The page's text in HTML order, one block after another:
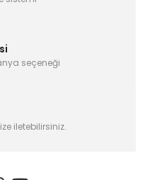
seçeneği
iletebilirsiniz.